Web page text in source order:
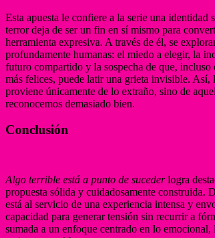
Esta apuesta le confiere a la serie una identidad
terror deja de ser un fin en sí mismo para
herramienta expresiva. A través de él, se
profundamente humanas: el miedo a elegir, la
futuro compartido y la sospecha de que, incluso
más felices, puede latir una grieta invisible. Así,
proviene únicamente de lo extraño, sino de
reconocemos demasiado bien.
Conclusión
Algo terrible está a punto de sucederlogra
propuesta sólida y cuidadosamente construida.
está al servicio de una experiencia intensa y
capacidad para generar tensión sin recurrir a
sumada a un enfoque centrado en lo emocional,